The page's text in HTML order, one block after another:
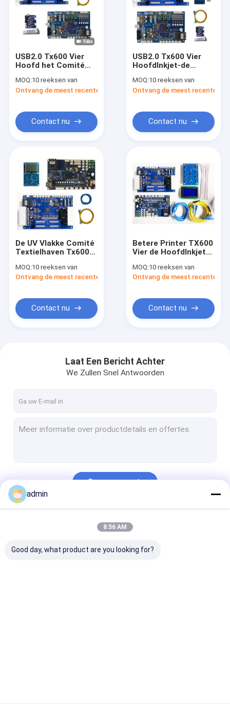
Videos
Over ons
Neem contact met ons op
Een offerte aanvragen
Inkjet-printerkaart
UV-DTF-fotoprinterbord
USB2.0 USB3.0 GiGE printerbord
Uvdtf-Printer
DTF-printer
uv flatbed printer
fotoprinter
Printer inkt
USB2.0 Tx600 Vier
Hoofd het Comité
flat de
Overdrachtprinter
MOQ:10 reeksen van
Ontvang de meest recente Prijs
Contact nu
USB2.0 Tx600 Vier
HoofdInkjet-de
Printerboard for UV
Flatbed Witte Printer
MOQ:10 reeksen van
Ontvang de meest recente
Contact nu
De UV Vlakke Comité
Textielhaven Tx600
Board Inkjet Board
van het Druknetwerk
MOQ:10 reeksen van
Ontvang de meest recente Prijs
Contact nu
Betere Printer TX600
Vier de HoofdInkjet-
Inkjet Board van
Printerboard for
MOQ:10 reeksen van
Ontvang de meest recente
Contact nu
Laat Een Bericht Achter
We Zullen Snel Antwoorden
Doorgaan
admin
8:56 AM
Good day, what product are you looking for?